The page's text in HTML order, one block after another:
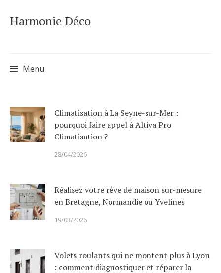
Harmonie Déco
Menu
to
content
Climatisation à La Seyne-sur-Mer :
pourquoi faire appel à Altiva Pro
Climatisation ?
28/04/2026
Réalisez votre rêve de maison sur-mesure
en Bretagne, Normandie ou Yvelines
19/03/2026
Volets roulants qui ne montent plus à Lyon
: comment diagnostiquer et réparer la